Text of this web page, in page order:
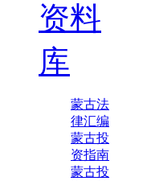
资料
库
蒙古法
律汇编
蒙古投
资指南
蒙古投